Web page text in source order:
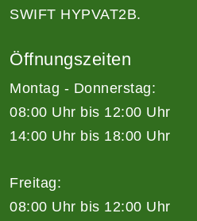
SWIFT HYPVAT2B.
Öffnungszeiten
Montag - Donnerstag:
08:00 Uhr bis 12:00 Uhr
14:00 Uhr bis 18:00 Uhr
Freitag:
08:00 Uhr bis 12:00 Uhr